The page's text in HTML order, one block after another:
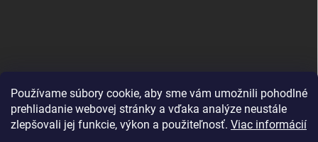
Používame súbory cookie, aby sme vám umožnili pohodlné
prehliadanie webovej stránky a vďaka analýze neustále
zlepšovali jej funkcie, výkon a použiteľnosť. Viac informácií